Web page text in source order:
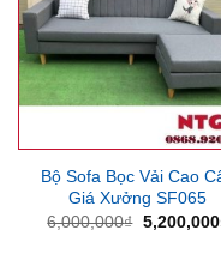
Bộ Sofa Bọc Vải Cao
Giá Xưởng SF065
6,000,000₫ Giá
5,200,000